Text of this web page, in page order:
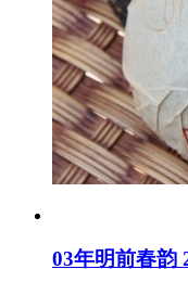
03年明前春韵